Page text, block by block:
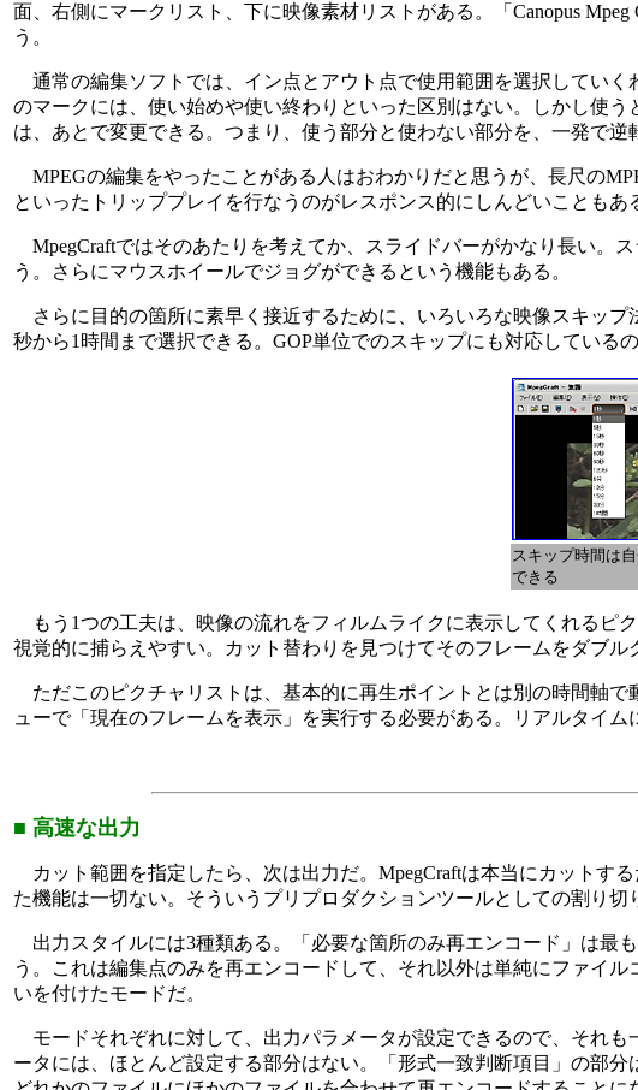
面、右側にマークリスト、下に映像素材リストがある。「Canopus
う。
通常の編集ソフトでは、イン点とアウト点で使用範囲を選択していく
のマークには、使い始めや使い終わりといった区別はない。しかし使
は、あとで変更できる。つまり、使う部分と使わない部分を、一発で逆
MPEGの編集をやったことがある人はおわかりだと思うが、長尺の
といったトリッププレイを行なうのがレスポンス的にしんどいことも
MpegCraftではそのあたりを考えてか、スライドバーがかなり長い。
う。さらにマウスホイールでジョグができるという機能もある。
さらに目的の箇所に素早く接近するために、いろいろな映像スキッ
秒から1時間まで選択できる。GOP単位でのスキップにも対応している
スキップ時間は
できる
もう1つの工夫は、映像の流れをフィルムライクに表示してくれるピ
視覚的に捕らえやすい。カット替わりを見つけてそのフレームをダブル
ただこのピクチャリストは、基本的に再生ポイントとは別の時間軸
ューで「現在のフレームを表示」を実行する必要がある。リアルタイ
■ 高速な出力
カット範囲を指定したら、次は出力だ。MpegCraftは本当にカットす
た機能は一切ない。そういうプリプロダクションツールとしての割り切
出力スタイルには3種類ある。「必要な箇所のみ再エンコード」は最
う。これは編集点のみを再エンコードして、それ以外は単純にファイ
いを付けたモードだ。
モードそれぞれに対して、出力パラメータが設定できるので、それ
ータには、ほとんど設定する部分はない。「形式一致判断項目」の部